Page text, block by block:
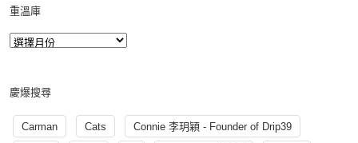
重溫庫
慶爆搜尋
Carman Cats Connie 李玥穎 - Founder of Drip39